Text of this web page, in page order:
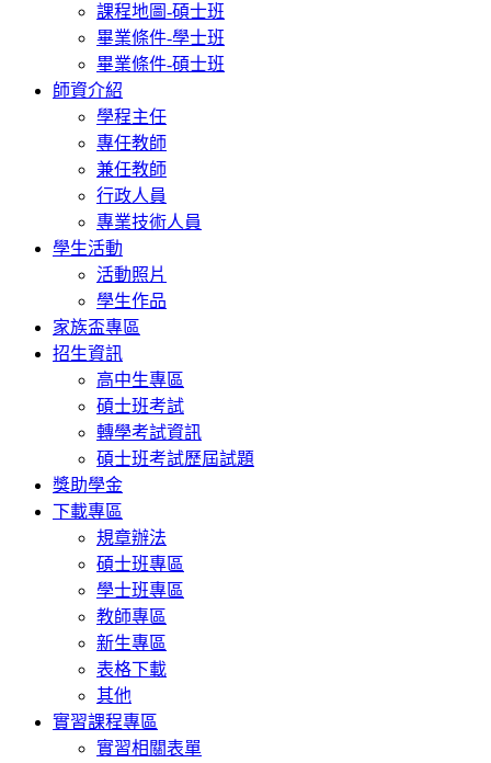
課程地圖-碩士班
畢業條件-學士班
畢業條件-碩士班
師資介紹
學程主任
專任教師
兼任教師
行政人員
專業技術人員
學生活動
活動照片
學生作品
家族盃專區
招生資訊
高中生專區
碩士班考試
轉學考試資訊
碩士班考試歷屆試題
獎助學金
下載專區
規章辦法
碩士班專區
學士班專區
教師專區
新生專區
表格下載
其他
實習課程專區
實習相關表單